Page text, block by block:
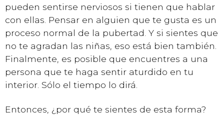
pueden sentirse nerviosos si tienen que hablar
con ellas. Pensar en alguien que te gusta es un
proceso normal de la pubertad. Y si sientes que
no te agradan las niñas, eso está bien también.
Finalmente, es posible que encuentres a una
persona que te haga sentir aturdido en tu
interior. Sólo el tiempo lo dirá.
Entonces, ¿por qué te sientes de esta forma?